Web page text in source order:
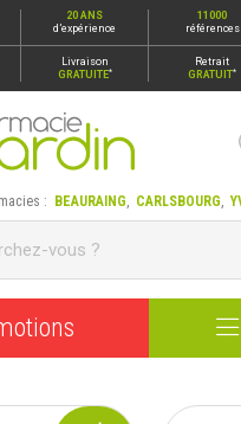
20 ANS
d’expérience
11000
références
Livraison
GRATUITE*
Retrait
GRATUIT*
Nos 4 pharmacies :
: BEAURAING, CARLSBOURG,